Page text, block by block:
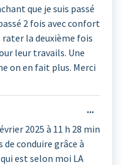
que je suis passé
2 fois avec confort
rater la deuxième fois
leur travails. Une
on en fait plus. Merci
2025 à 11 h 28 min
conduire grâce à
est selon moi LA
...
cette